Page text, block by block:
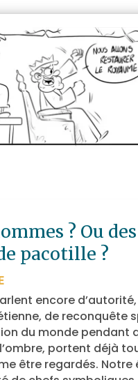
? Ou des
pacotille ?
encore
de reconquête
du monde pendant
portent déjà
être regardés. Notre